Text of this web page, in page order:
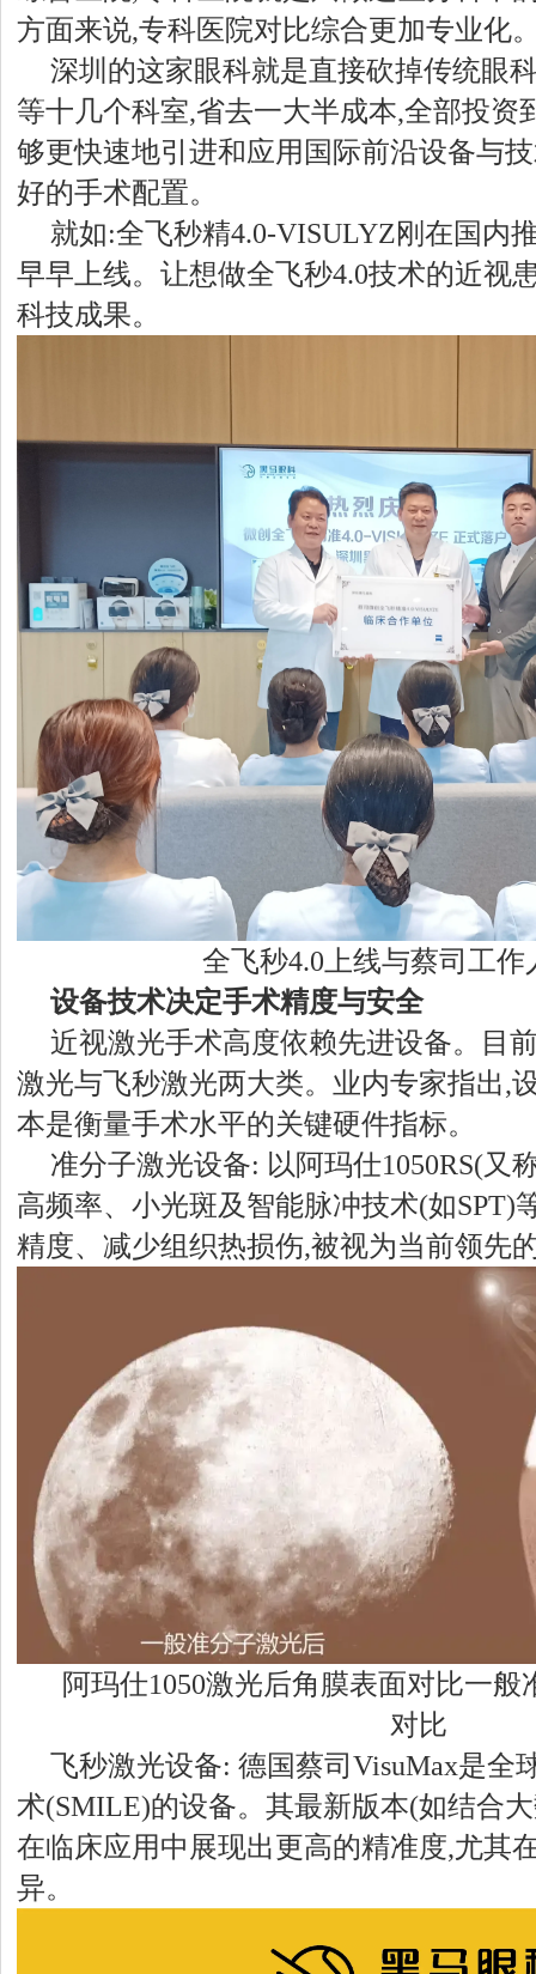
方面来说,专科医院对比综合更加专业化
深圳的这家眼科就是直接砍掉传统眼
等十几个科室,省去一大半成本,全部投资
够更快速地引进和应用国际前沿设备与
好的手术配置。
就如:全飞秒精4.0-VISULYZ刚在国内
早早上线。让想做全飞秒4.0技术的近视
科技成果。
全飞秒4.0上线与蔡司工作
设备技术决定手术精度与安全
近视激光手术高度依赖先进设备。目
激光与飞秒激光两大类。业内专家指出,
本是衡量手术水平的关键硬件指标。
准分子激光设备: 以阿玛仕1050RS(又
高频率、小光斑及智能脉冲技术(如SPT)
精度、减少组织热损伤,被视为当前领先
阿玛仕1050激光后角膜表面对比一
对比
飞秒激光设备: 德国蔡司VisuMax是全
术(SMILE)的设备。其最新版本(如结合
在临床应用中展现出更高的精准度,尤其
异。